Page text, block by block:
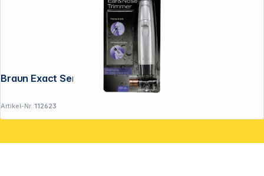
Braun Exact Series EN 10
Artikel-Nr.:112623
Copyright © 2001 - 2026 DGH - Alle Rechte vorbehalten.